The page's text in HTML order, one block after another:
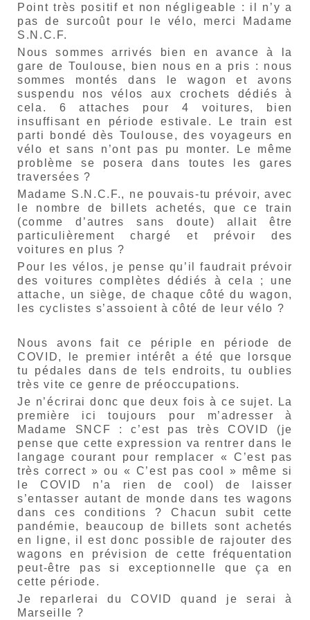
Point très positif et non négligeable : il n’y a
pas de surcoût pour le vélo, merci Madame
S.N.C.F.
Nous sommes arrivés bien en avance à la
gare de Toulouse, bien nous en a pris : nous
sommes montés dans le wagon et avons
suspendu nos vélos aux crochets dédiés à
cela. 6 attaches pour 4 voitures, bien
insuffisant en période estivale. Le train est
parti bondé dès Toulouse, des voyageurs en
vélo et sans n’ont pas pu monter. Le même
problème se posera dans toutes les gares
traversées ?
Madame S.N.C.F., ne pouvais-tu prévoir, avec
le nombre de billets achetés, que ce train
(comme d’autres sans doute) allait être
particulièrement chargé et prévoir des
voitures en plus ?
Pour les vélos, je pense qu’il faudrait prévoir
des voitures complètes dédiés à cela ; une
attache, un siège, de chaque côté du wagon,
les cyclistes s’assoient à côté de leur vélo ?
Nous avons fait ce périple en période de
COVID, le premier intérêt a été que lorsque
tu pédales dans de tels endroits, tu oublies
très vite ce genre de préoccupations.
Je n’écrirai donc que deux fois à ce sujet. La
première ici toujours pour m’adresser à
Madame SNCF : c’est pas très COVID (je
pense que cette expression va rentrer dans le
langage courant pour remplacer « C’est pas
très correct » ou « C’est pas cool » même si
le COVID n’a rien de cool) de laisser
s’entasser autant de monde dans tes wagons
dans ces conditions ? Chacun subit cette
pandémie, beaucoup de billets sont achetés
en ligne, il est donc possible de rajouter des
wagons en prévision de cette fréquentation
peut-être pas si exceptionnelle que ça en
cette période.
Je reparlerai du COVID quand je serai à
Marseille ?